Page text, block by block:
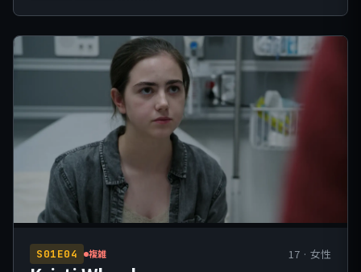
S01E04 複雑 17 · 女性